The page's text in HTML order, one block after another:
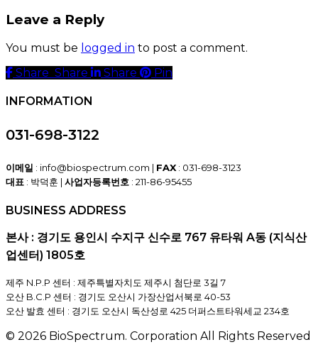
Leave a Reply
You must be logged in to post a comment.
Share
Share Share Share Pin
INFORMATION
031-698-3122
이메일 : info@biospectrum.com | FAX : 031-698-3123
대표 : 박덕훈 | 사업자등록번호 : 211-86-95455
BUSINESS ADDRESS
본사 : 경기도 용인시 수지구 신수로 767 유타워 A동 (지식산
업센터) 1805호
제주 N.P.P 센터 : 제주특별자치도 제주시 첨단로 3길 7
오산 B.C.P 센터 : 경기도 오산시 가장산업서북로 40-53
오산 발효 센터 : 경기도 오산시 독산성로 425 더퍼스트타워세교 234호
© 2026 BioSpectrum. Corporation All Rights Reserved